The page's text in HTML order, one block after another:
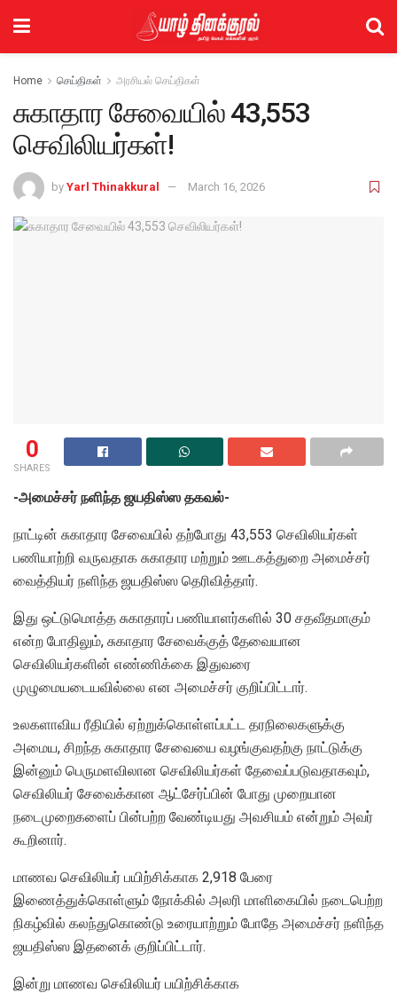
Home செய்திகள் அரசியல் செய்திகள்
சுகாதார சேவையில் 43,553
செவிலியர்கள்!
by Yarl Thinakkural March 16, 2026
0
SHARES
-அமைச்சர் நளிந்த ஜயதிஸ்ஸ தகவல்-
நாட்டின் சுகாதார சேவையில் தற்போது 43,553 செவிலியர்கள்
பணியாற்றி வருவதாக சுகாதார மற்றும் ஊடகத்துறை அமைச்சர்
வைத்தியர் நளிந்த ஜயதிஸ்ஸ தெரிவித்தார்.
இது ஒட்டுமொத்த சுகாதாரப் பணியாளர்களில் 30 சதவீதமாகும்
என்ற போதிலும், சுகாதார சேவைக்குத் தேவையான
செவிலியர்களின் எண்ணிக்கை இதுவரை
முழுமையடையவில்லை என அமைச்சர் குறிப்பிட்டார்.
உலகளாவிய ரீதியில் ஏற்றுக்கொள்ளப்பட்ட தரநிலைகளுக்கு
அமைய, சிறந்த சுகாதார சேவையை வழங்குவதற்கு நாட்டுக்கு
இன்னும் பெருமளவிலான செவிலியர்கள் தேவைப்படுவதாகவும்,
செவிலியர் சேவைக்கான ஆட்சேர்ப்பின் போது முறையான
நடைமுறைகளைப் பின்பற்ற வேண்டியது அவசியம் என்றும் அவர்
கூறினார்.
மாணவ செவிலியர் பயிற்சிக்காக 2,918 பேரை
இணைத்துக்கொள்ளும் நோக்கில் அலரி மாளிகையில் நடைபெற்ற
நிகழ்வில் கலந்துகொண்டு உரையாற்றும் போதே அமைச்சர் நளிந்த
ஜயதிஸ்ஸ இதனைக் குறிப்பிட்டார்.
இன்று மாணவ செவிலியர் பயிற்சிக்காக